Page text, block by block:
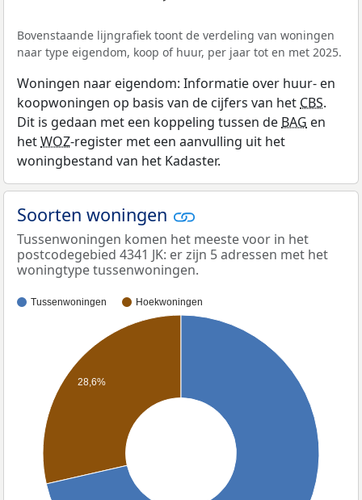
Bovenstaande lijngrafiek toont de verdeling van woningen
naar type eigendom, koop of huur, per jaar tot en met 2025.
Woningen naar eigendom: Informatie over huur- en
koopwoningen op basis van de cijfers van het CBS.
Dit is gedaan met een koppeling tussen de BAG en
hetWOZ-register met een aanvulling uit het
woningbestand van het Kadaster.
Soorten woningen
Tussenwoningen komen het meeste voor in het
postcodegebied 4341 JK: er zijn 5 adressen met het
woningtype tussenwoningen.
Tussenwoningen Hoekwoningen
28,6%